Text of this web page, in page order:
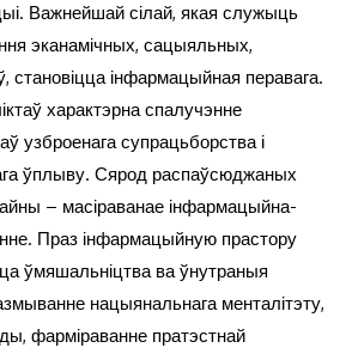
Важнейшай сілай, якая служыць
эканамічных, сацыяльных,
становіцца інфармацыйная перавага.
характэрна спалучэнне
узброенага супрацьборства і
ўплыву. Сярод распаўсюджаных
– масіраванае інфармацыйна-
Праз інфармацыйную прастору
ўмяшальніцтва ва ўнутраныя
нацыянальнага менталітэту,
фарміраванне пратэстнай